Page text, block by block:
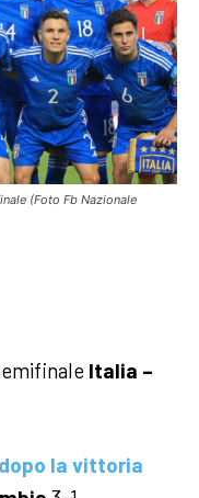
(Foto Fb Nazionale
Italia –
la vittoria